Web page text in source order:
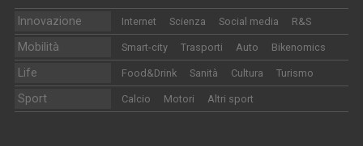
Innovazione Internet Scienza Social media R&S
Mobilità Smart-city Trasporti Auto Bikenomics
Life Food&Drink Sanità Cultura Turismo
Sport Calcio Motori Altri sport